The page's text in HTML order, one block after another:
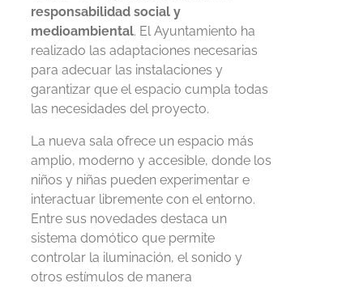
responsabilidad social y
medioambiental. El Ayuntamiento ha
realizado las adaptaciones necesarias
para adecuar las instalaciones y
garantizar que el espacio cumpla todas
las necesidades del proyecto.
La nueva sala ofrece un espacio más
amplio, moderno y accesible, donde los
niños y niñas pueden experimentar e
interactuar libremente con el entorno.
Entre sus novedades destaca un
sistema domótico que permite
controlar la iluminación, el sonido y
otros estímulos de manera